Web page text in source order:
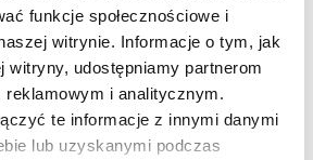
funkcje społecznościowe i
witrynie. Informacje o tym, jak
witryny, udostępniamy partnerom
reklamowym i analitycznym.
te informacje z innymi danymi
lub uzyskanymi podczas